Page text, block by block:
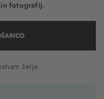
in fotografij.
želja